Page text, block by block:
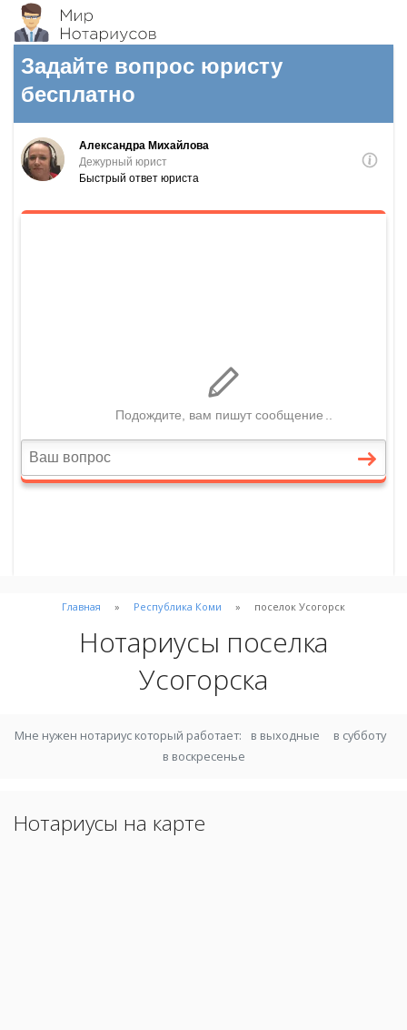
Главная Республика Коми поселок Усогорск
Нотариусы поселка
Усогорска
Мне нужен нотариус который работает: в выходные
в субботу
в воскресенье
Нотариусы на карте